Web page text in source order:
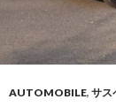
AUTOMOBILE, サス